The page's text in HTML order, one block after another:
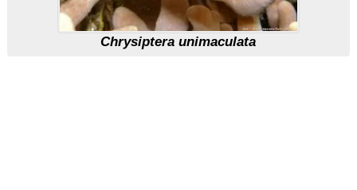
Chrysiptera unimaculata